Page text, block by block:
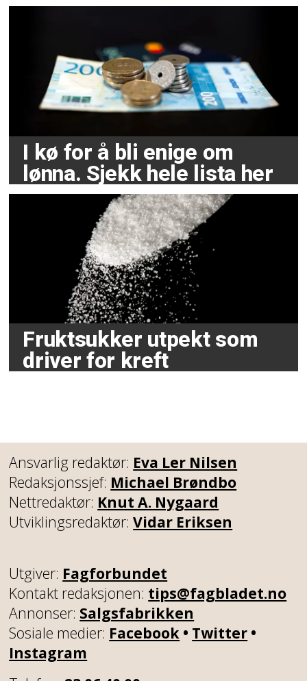
I kø for å bli enige om
lønna. Sjekk hele lista her
Fruktsukker utpekt som
driver for kreft
Ansvarlig redaktør: Eva Ler Nilsen
Redaksjonssjef: Michael Brøndbo
Nettredaktør: Knut A. Nygaard
Utviklingsredaktør:Vidar Eriksen
Utgiver: Fagforbundet
Kontakt redaksjonen: tips@fagbladet.no
Annonser: Salgsfabrikken
Sosiale medier: Facebook • Twitter •
Instagram